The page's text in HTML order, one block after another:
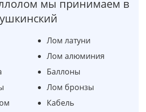
мы принимаем в
Лом латуни
Лом алюминия
Баллоны
Лом бронзы
Кабель